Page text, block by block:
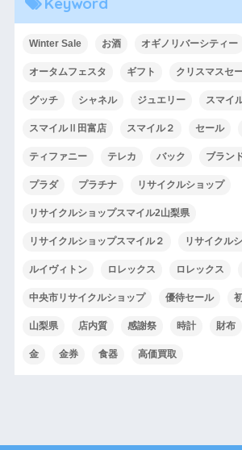
Winter Sale お酒 オギノリバーシティー
オータムフェスタ ギフト クリスマスセ
グッチ シャネル ジュエリー スマイ
スマイルⅡ田富店 スマイル２ セール
ティファニー テレカ バック ブラン
プラダ プラチナ リサイクルショップ
リサイクルショップスマイル2山梨県
リサイクルショップスマイル２ リサイクル
ルイヴィトン ロレックス ロレックス
中央市リサイクルショップ 優待セール
山梨県 店内質 感謝祭 時計 財布
金 金券 食器 高価買取